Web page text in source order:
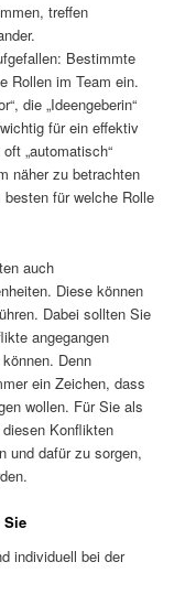
treffen
Bestimmte
Rollen im Team ein.
die „Ideengeberin“
für ein effektiv
„automatisch“
näher zu betrachten
für welche Rolle
auch
Diese können
Dabei sollten Sie
angegangen
Denn
ein Zeichen, dass
wollen. Für Sie als
Konflikten
und dafür zu sorgen,
Sie
individuell bei der